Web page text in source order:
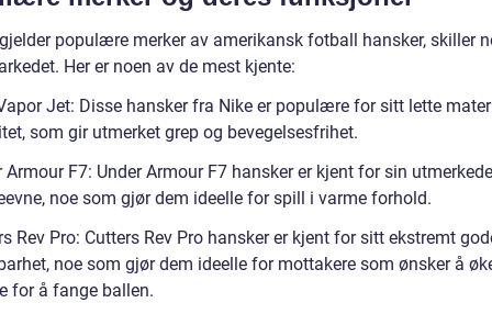
populære merker av amerikansk fotball hansker, skiller
Her er noen av de mest kjente:
Jet: Disse hansker fra Nike er populære for sitt lette
som gir utmerket grep og bevegelsesfrihet.
Armour F7: Under Armour F7 hansker er kjent for sin
noe som gjør dem ideelle for spill i varme forhold.
Rev Pro: Cutters Rev Pro hansker er kjent for sitt ekstremt
noe som gjør dem ideelle for mottakere som ønsker å
for å fange ballen.